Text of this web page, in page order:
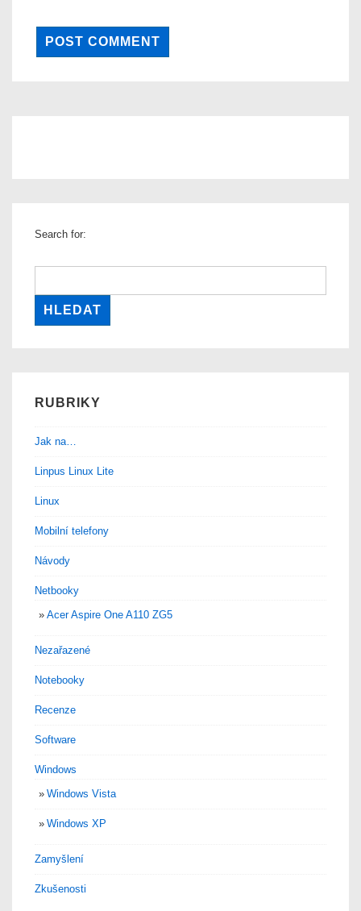
Search for:
RUBRIKY
Jak na…
Linpus Linux Lite
Linux
Mobilní telefony
Návody
Netbooky
Acer Aspire One A110 ZG5
Nezařazené
Notebooky
Recenze
Software
Windows
Windows Vista
Windows XP
Zamyšlení
Zkušenosti